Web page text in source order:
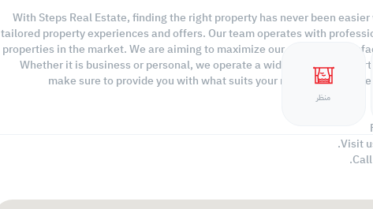
With Steps Real Estate, finding the right property has never been
tailored property experiences and offers. Our team operates with
properties in the market. We are aiming to maximize our customer
Whether it is business or personal, we operate a wide range of
make sure to provide you with what suits your requirements
Visit
منظر